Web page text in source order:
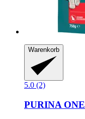
Warenkorb
5.0 (2)
PURINA ONE